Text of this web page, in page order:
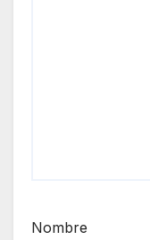
Nombre